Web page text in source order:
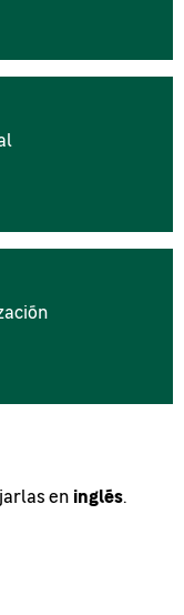
en inglés.